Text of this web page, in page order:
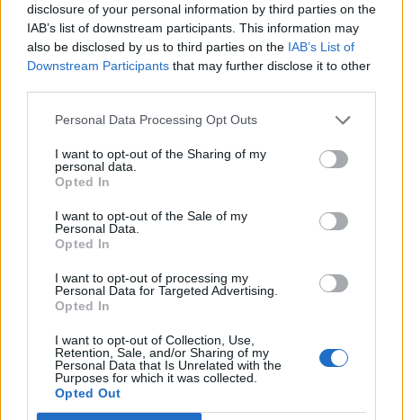
disclosure of your personal information by third parties on the
IAB’s list of downstream participants. This information may
also be disclosed by us to third parties on the IAB’s List of
Downstream Participants that may further disclose it to other
Personal Data Processing Opt Outs
I want to opt-out of the Sharing of my
personal data.
Opted In
I want to opt-out of the Sale of my
Personal Data.
Opted In
I want to opt-out of processing my
Personal Data for Targeted Advertising.
Opted In
I want to opt-out of Collection, Use,
Retention, Sale, and/or Sharing of my
Personal Data that Is Unrelated with the
Purposes for which it was collected.
Opted Out
építőipari termékeknél, a hőszigetelés és a betonacél
tavalyhoz képest 90%-ot drágult, és egyelőre nem tudni,
hogy hol a felívelő pálya vége. Az ATV-nek adott
interjújában Koji László, az ÉVOSZ elnöke elmondta, hogy:
Első negyedévben a kivitelezési árak átlagosan...
KEDVES OLVASÓNK!
A keresett cikk a portfolio.hu hírarchívumához
tartozik, melynek olvasása előfizetéses
regisztrációhoz kötött.
Portfolio.hu teljes cikkarchívum
Kötéslisták: BÉT elmúlt 2 év napon belüli
kötéslistái
Előfizetés